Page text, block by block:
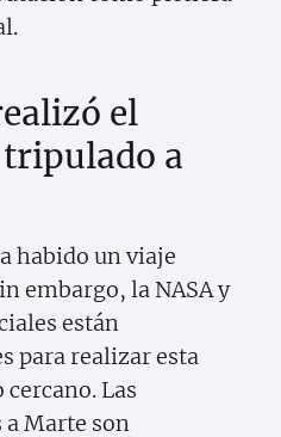
el
a
habido un viaje
embargo, la NASA y
están
para realizar esta
Las
Marte son